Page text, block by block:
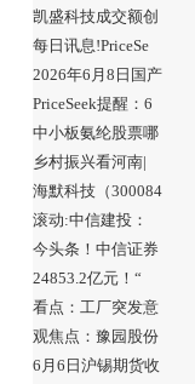
凯盛科技成交额创
每日讯息!PriceSe
2026年6月8日国产
PriceSeek提醒：6
中小板氨纶股票哪
乡村振兴看河南|
海默科技（300084
滚动:中信建投：
今头条！中信证券
24853.2亿元！“
看点：工厂突发意
观焦点：豫园股份
6月6日沪锡期货收